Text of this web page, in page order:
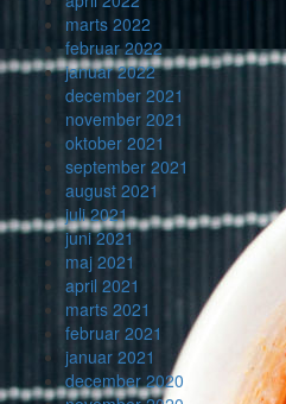
marts 2022
februar 2022
januar 2022
december 2021
november 2021
oktober 2021
september 2021
august 2021
juli 2021
juni 2021
maj 2021
april 2021
marts 2021
februar 2021
januar 2021
december 2020